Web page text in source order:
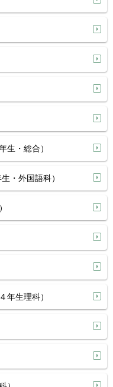
生・総合）
・外国語科）
年生理科）